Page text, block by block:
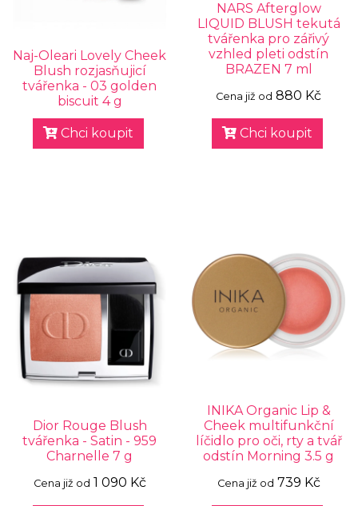
Naj-Oleari Lovely Cheek
Blush rozjasňujicí
tvářenka - 03 golden
biscuit 4 g
Chci koupit
NARS Afterglow
LIQUID BLUSH tekutá
tvářenka pro zářivý
vzhled pleti odstín
BRAZEN 7 ml
Cena již od 880 Kč
Chci koupit
Dior Rouge Blush
tvářenka - Satin - 959
Charnelle 7 g
Cena již od 1 090 Kč
INIKA Organic Lip &
Cheek multifunkční
líčidlo pro oči, rty a tvář
odstín Morning 3.5 g
Cena již od 739 Kč